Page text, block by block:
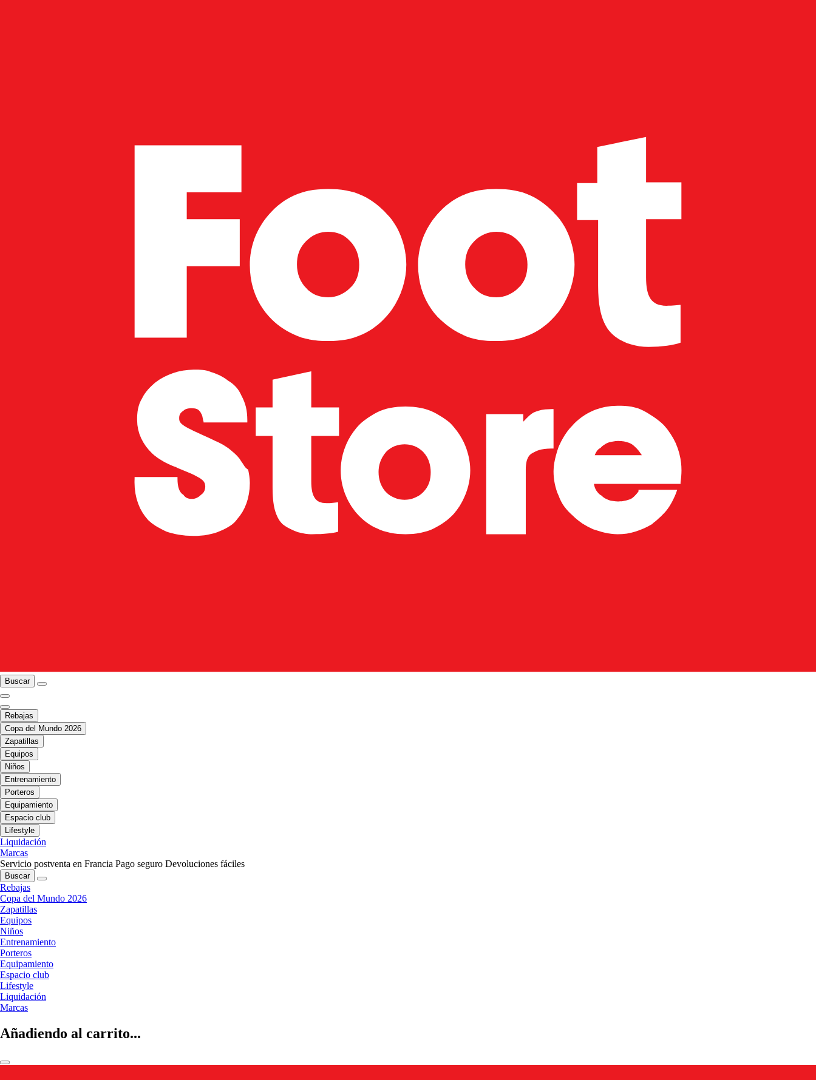
Buscar
Rebajas
Copa del Mundo 2026
Zapatillas
Equipos
Niños
Entrenamiento
Porteros
Equipamiento
Espacio club
Lifestyle
Liquidación
Marcas
Servicio postventa en Francia Pago seguro Devoluciones fáciles
Buscar
Rebajas
Copa del Mundo 2026
Zapatillas
Equipos
Niños
Entrenamiento
Porteros
Equipamiento
Espacio club
Lifestyle
Liquidación
Marcas
Añadiendo al carrito...